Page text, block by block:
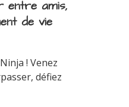
entre amis,
de vie
! Venez
défiez